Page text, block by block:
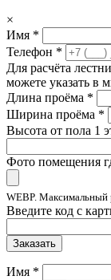
×
Имя *
Телефон *
Для расчёта
можете указать в
Длина проёма *
Ширина проёма *
Высота от пола 1
Фото помещения
WEBP. Максимальный
Введите код с
Заказать
Имя *